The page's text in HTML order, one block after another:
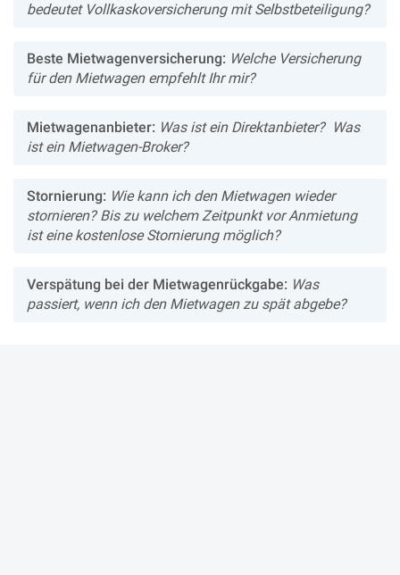
bedeutet Vollkaskoversicherung mit Selbstbeteiligung?
Beste Mietwagenversicherung: Welche Versicherung
für den Mietwagen empfehlt Ihr mir?
Mietwagenanbieter: Was ist ein Direktanbieter? Was
ist ein Mietwagen-Broker?
Stornierung: Wie kann ich den Mietwagen wieder
stornieren? Bis zu welchem Zeitpunkt vor Anmietung
ist eine kostenlose Stornierung möglich?
Verspätung bei der Mietwagenrückgabe: Was
passiert, wenn ich den Mietwagen zu spät abgebe?